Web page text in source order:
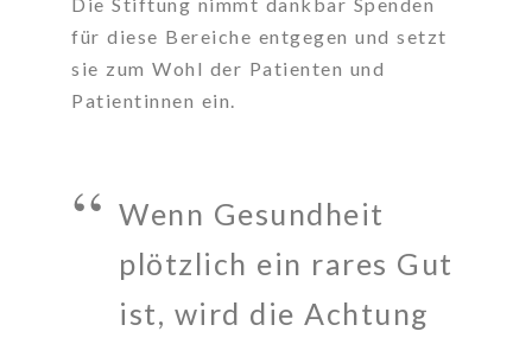
für diese Bereiche entgegen und setzt
sie zum Wohl der Patienten und
Patientinnen ein.
Wenn Gesundheit
plötzlich ein rares Gut
ist, wird die Achtung